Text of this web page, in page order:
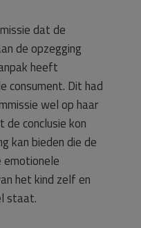
dat de
de opzegging
heeft
consument. Dit had
wel op haar
conclusie kon
kan bieden die de
emotionele
het kind zelf en
staat.